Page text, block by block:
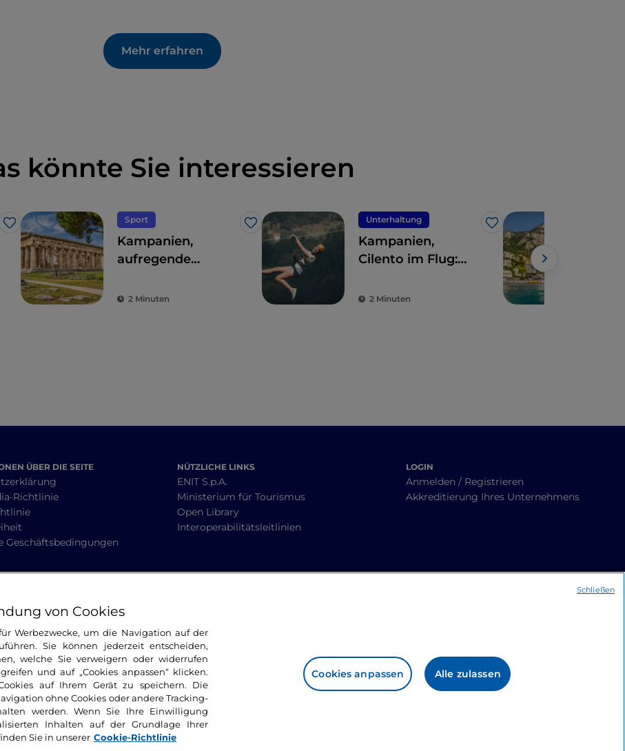
Mehr erfahren
könnte Sie interessieren
Like
Sport
Like
Kampanien,
aufregende
über den
2 Minuten
Unterhaltung
Like
Kampanien,
Cilento im Flug:
Land und Meer
2 Minuten
ÜBER DIE SEITE
Richtlinie
Geschäftsbedingungen
NÜTZLICHE LINKS
ENIT S.p.A.
Ministerium für Tourismus
Open Library
Interoperabilitätsleitlinien
LOGIN
Anmelden / Registrieren
Akkreditierung Ihres Unternehmens
von Cookies
Werbezwecke, um die Navigation auf der
Sie können jederzeit entscheiden,
welche Sie verweigern oder widerrufen
und auf „Cookies anpassen“ klicken.
auf Ihrem Gerät zu speichern. Die
ohne Cookies oder andere Tracking-
werden. Wenn Sie Ihre Einwilligung
Inhalten auf der Grundlage Ihrer
Sie in unserer Cookie-Richtlinie
Cookies anpassen Alle zulassen
Schließen